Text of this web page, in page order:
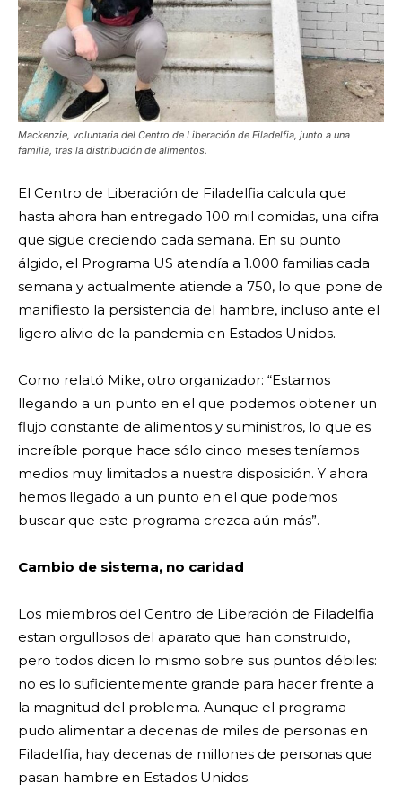
Mackenzie, voluntaria del Centro de Liberación de Filadelfia, junto a una
familia, tras la distribución de alimentos.
El Centro de Liberación de Filadelfia calcula que
hasta ahora han entregado 100 mil comidas, una cifra
que sigue creciendo cada semana. En su punto
álgido, el Programa US atendía a 1.000 familias cada
semana y actualmente atiende a 750, lo que pone de
manifiesto la persistencia del hambre, incluso ante el
ligero alivio de la pandemia en Estados Unidos.
Como relató Mike, otro organizador: “Estamos
llegando a un punto en el que podemos obtener un
flujo constante de alimentos y suministros, lo que es
increíble porque hace sólo cinco meses teníamos
medios muy limitados a nuestra disposición. Y ahora
hemos llegado a un punto en el que podemos
buscar que este programa crezca aún más”.
Cambio de sistema, no caridad
Los miembros del Centro de Liberación de Filadelfia
estan orgullosos del aparato que han construido,
pero todos dicen lo mismo sobre sus puntos débiles:
no es lo suficientemente grande para hacer frente a
la magnitud del problema. Aunque el programa
pudo alimentar a decenas de miles de personas en
Filadelfia, hay decenas de millones de personas que
pasan hambre en Estados Unidos.